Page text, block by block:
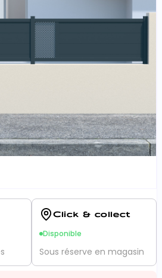
Click & collect
Disponible
Sous réserve en magasin